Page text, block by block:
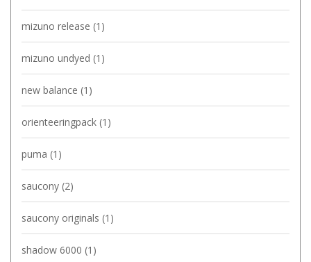
mizuno release (1)
mizuno undyed (1)
new balance (1)
orienteeringpack (1)
puma (1)
saucony (2)
saucony originals (1)
shadow 6000 (1)